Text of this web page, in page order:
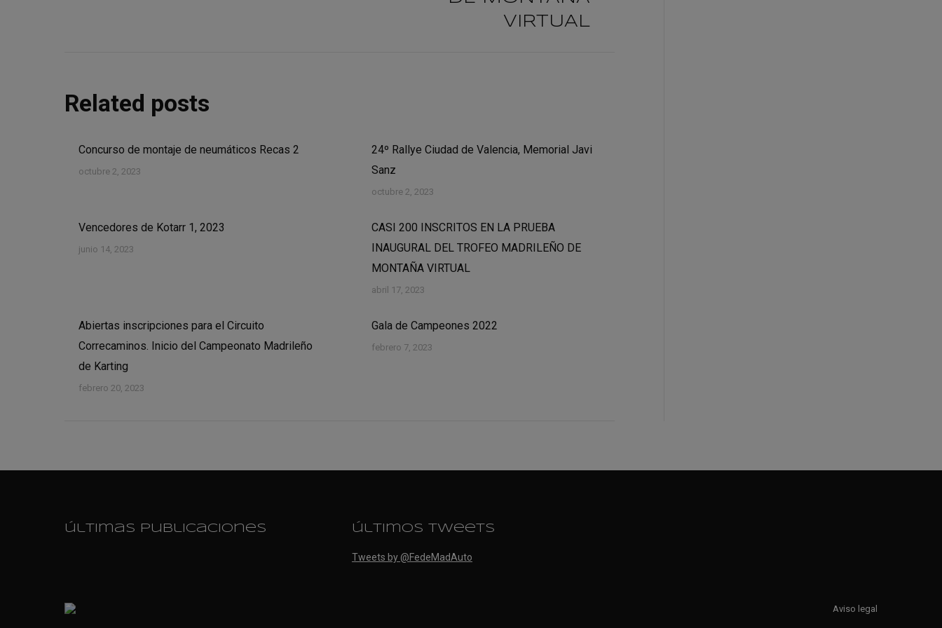
VIRTUAL
Related posts
Concurso de montaje de neumáticos Recas 2
octubre 2, 2023
24º Rallye Ciudad de Valencia, Memorial Javi
Sanz
octubre 2, 2023
Vencedores de Kotarr 1, 2023
junio 14, 2023
CASI 200 INSCRITOS EN LA PRUEBA
INAUGURAL DEL TROFEO MADRILEÑO DE
MONTAÑA VIRTUAL
abril 17, 2023
Abiertas inscripciones para el Circuito
Correcaminos. Inicio del Campeonato Madrileño
de Karting
febrero 20, 2023
Gala de Campeones 2022
febrero 7, 2023
últimas publicaciones últimos tweets
Tweets by @FedeMadAuto
Aviso legal